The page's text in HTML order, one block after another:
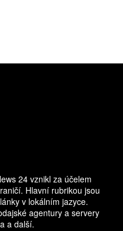
24 vznikl za účelem
Hlavní rubrikou jsou
v lokálním jazyce.
agentury a servery
a další.